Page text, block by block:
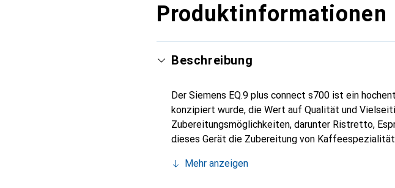
Produktinformationen
Beschreibung
Der Siemens EQ.9 plus connect s700 ist ein
konzipiert wurde, die Wert auf Qualität und
Zubereitungsmöglichkeiten, darunter Ristretto,
dieses Gerät die Zubereitung von
verfeinern. Dank der aromaIntense-Technologie
Mehr anzeigen